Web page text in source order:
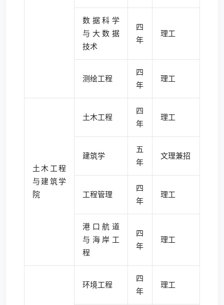
数据科学
与大数据
技术
四
年
理工
测绘工程
四
年
理工
土木工程
与建筑学
院
土木工程
四
年
理工
建筑学
五
年
文理兼招
工程管理
四
年
理工
港口航道
与海岸工
程
四
年
理工
环境工程
四
年
理工